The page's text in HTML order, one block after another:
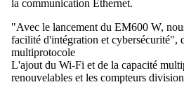
la communication Ethernet.
"Avec le lancement du EM600 W,
facilité d'intégration et cybersécurité",
multiprotocole
L'ajout du Wi-Fi et de la capacité
renouvelables et les compteurs